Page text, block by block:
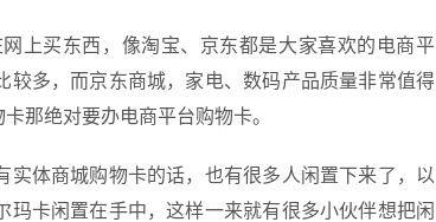
上买东西，像淘宝、京东都是大家喜欢的电商平
多，而京东商城，家电、数码产品质量非常值得
那绝对要办电商平台购物卡。
体商城购物卡的话，也有很多人闲置下来了，以
卡闲置在手中，这样一来就有很多小伙伴想把闲